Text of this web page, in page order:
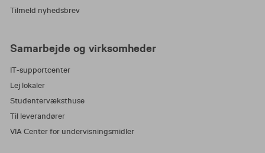
udvikler, deler og anvender viden. Og vi fejler,
aftryk. Derfor arbejder vi i VIA mod en enkel,
fælles vision: Tag ansvar. Flyt grænser. Lær
sammen.
Tilmeld nyhedsbrev
Samarbejde og virksomheder
IT-supportcenter
Lej lokaler
Studentervæksthuse
Til leverandører
VIA Center for undervisningsmidler